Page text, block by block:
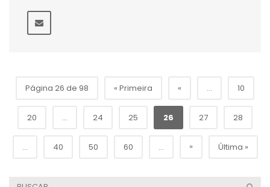
Página 26 de 98 « Primeira « ... 10
20 ... 24 25 26 27 28
... 40 50 60 ... » Última »